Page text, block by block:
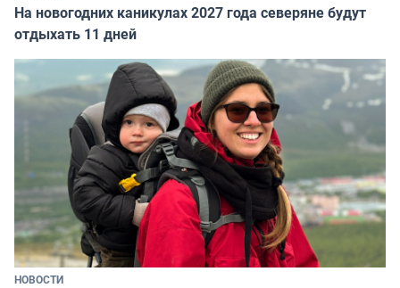
На новогодних каникулах 2027 года северяне будут
отдыхать 11 дней
НОВОСТИ